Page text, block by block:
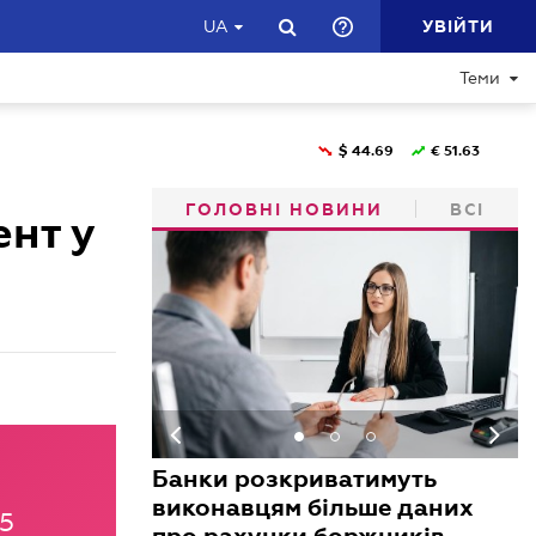
UA УВІЙТИ
Теми
$ 44.69 € 51.63
у
ГОЛОВНІ НОВИНИ ВСІ
Банки розкриватимуть
виконавцям більше даних